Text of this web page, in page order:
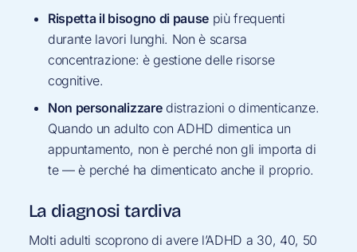
Rispetta il bisogno di pause più frequenti
durante lavori lunghi. Non è scarsa
concentrazione: è gestione delle risorse
cognitive.
Non personalizzaredistrazioni o dimenticanze.
Quando un adulto con ADHD dimentica un
appuntamento, non è perché non gli importa di
te — è perché ha dimenticato anche il proprio.
La diagnosi tardiva
Molti adulti scoprono di avere l’ADHD a 30, 40, 50